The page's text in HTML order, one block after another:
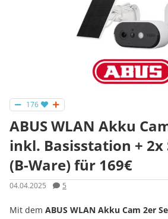
176
ABUS WLAN Akku
inkl. Basisstation + 2x
(B-Ware) für 169€
04.04.2025 5
Mit dem ABUS WLAN Akku Cam 2er